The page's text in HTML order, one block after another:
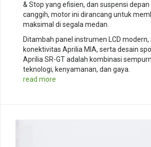
& Stop yang efisien, dan suspensi depan
canggih, motor ini dirancang untuk
maksimal di segala medan.
Ditambah panel instrumen LCD modern,
konektivitas Aprilia MIA, serta desain
Aprilia SR-GT adalah kombinasi
teknologi, kenyamanan, dan gaya.
read more